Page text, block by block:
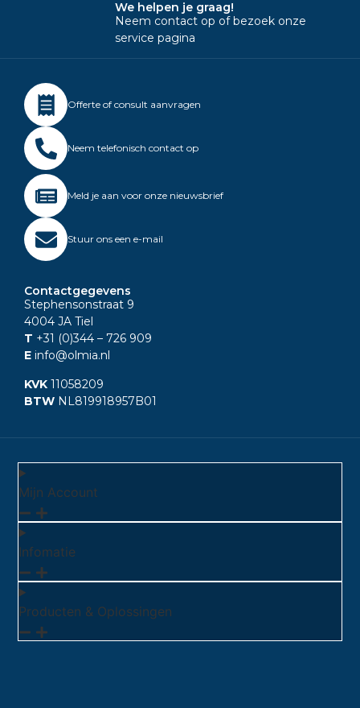
We helpen je graag!
Neem contact op of bezoek onze
service pagina
Offerte of consult aanvragen
Neem telefonisch contact op
Meld je aan voor onze nieuwsbrief
Stuur ons een e-mail
Contactgegevens
Stephensonstraat 9
4004 JA Tiel
T +31 (0)344 – 726 909
E info@olmia.nl
KVK 11058209
BTW NL819918957B01
Mijn Account
Infomatie
Producten & Oplossingen